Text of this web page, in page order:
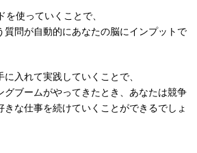
使っていくことで、
質問が自動的にあなたの脳にインプットで
入れて実践していくことで、
グブームがやってきたとき、あなたは競争
きな仕事を続けていくことができるでしょ